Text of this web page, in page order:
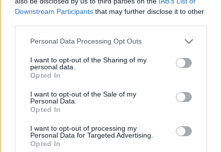
Downstream Participants that may further disclose it to other
Personal Data Processing Opt Outs
I want to opt-out of the Sharing of my
personal data.
Opted In
I want to opt-out of the Sale of my
Personal Data.
Opted In
I want to opt-out of processing my
Personal Data for Targeted Advertising.
Opted In
пречка во тоа“
КРЕНАЛ ПАНИКА НА АЕРОДРОМ
ДЕКА МУ ИСЧЕЗНАЛО ДЕТЕТО -
Испаднало дека го заборавил во
ИСТОРИСКО ОБЕДИНУВАЊЕ НА
НАЦИОНАЛЕН СОЈУЗ
Ахмети кажа што го мачи: